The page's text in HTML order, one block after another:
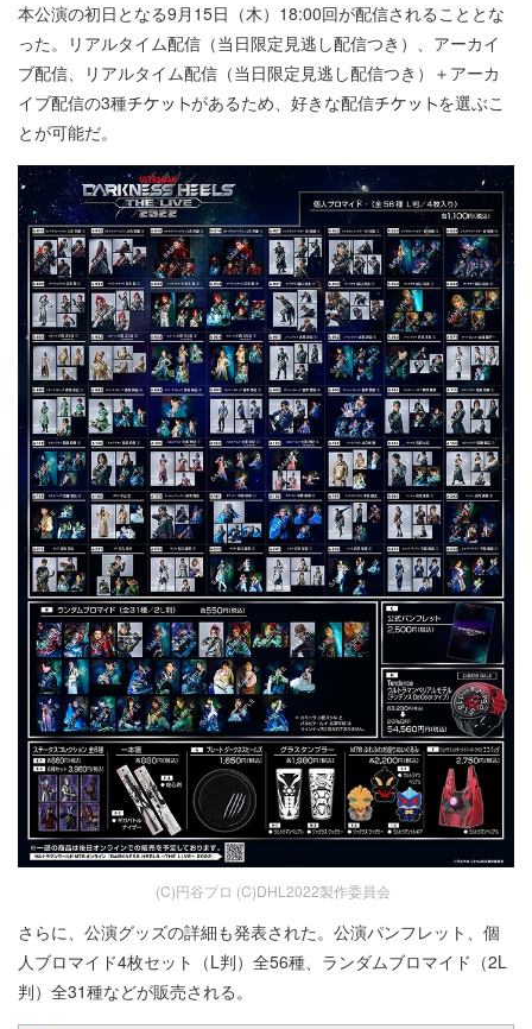
本公演の初日となる9月15日（木）18:00回が配信されることとな
った。リアルタイム配信（当日限定見逃し配信つき）、アーカイ
ブ配信、リアルタイム配信（当日限定見逃し配信つき）＋アーカ
イブ配信の3種
があるため、好きな配信
を選ぶこ
とが可能だ。
(C)円谷プロ (C)DHL2022製作委員会
さらに、公演グッズの詳細も発表された。公演パンフレット、個
人ブロマイド4枚セット（L判）全56種、ランダムブロマイド（2L
判）全31種などが販売される。